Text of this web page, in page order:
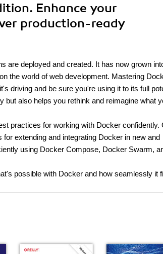
Enhance your
production-ready
are deployed and created. It has now grown
the world of web development. Mastering
driving and be sure you're using it to its full
also helps you rethink and reimagine what
practices for working with Docker confidently.
extending and integrating Docker in new and
using Docker Compose, Docker Swarm,
possible with Docker and how seamlessly it